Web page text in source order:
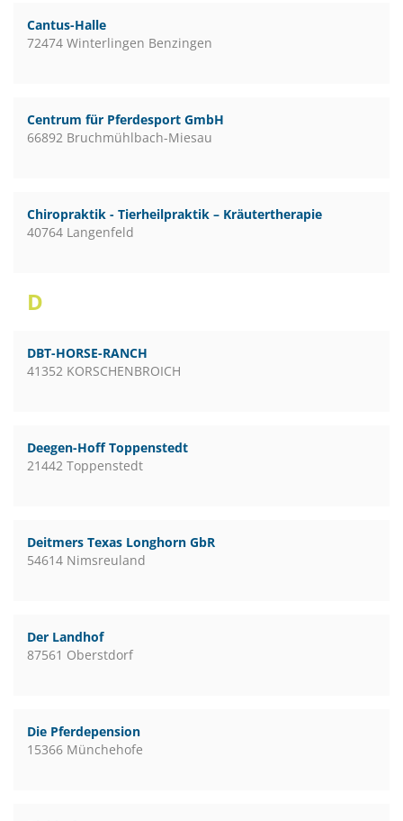
Cantus-Halle
72474 Winterlingen Benzingen
Centrum für Pferdesport GmbH
66892 Bruchmühlbach-Miesau
Chiropraktik - Tierheilpraktik – Kräutertherapie
40764 Langenfeld
D
DBT-HORSE-RANCH
41352 KORSCHENBROICH
Deegen-Hoff Toppenstedt
21442 Toppenstedt
Deitmers Texas Longhorn GbR
54614 Nimsreuland
Der Landhof
87561 Oberstdorf
Die Pferdepension
15366 Münchehofe